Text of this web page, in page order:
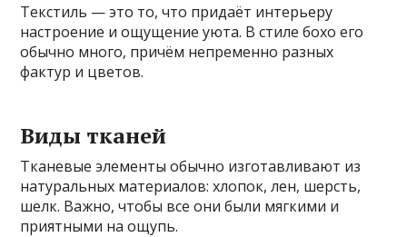
Текстиль — это то, что придаёт интерьеру
настроение и ощущение уюта. В стиле бохо его
обычно много, причём непременно разных
фактур и цветов.
Виды тканей
Тканевые элементы обычно изготавливают из
натуральных материалов: хлопок, лен, шерсть,
шелк. Важно, чтобы все они были мягкими и
приятными на ощупь.